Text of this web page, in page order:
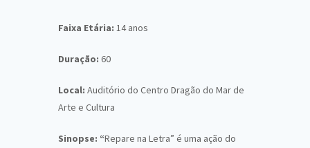
Faixa Etária: 14 anos
Duração: 60
Local: Auditório do Centro Dragão do Mar de
Arte e Cultura
Sinopse: “Repare na Letra” é uma ação do